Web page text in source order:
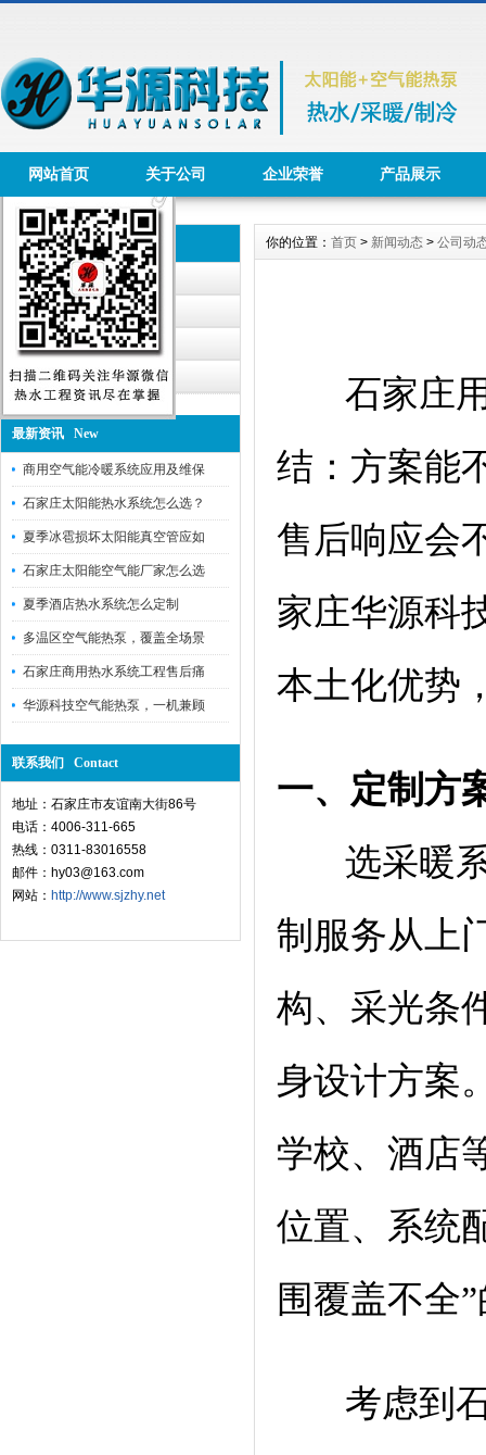
网站首页 关于公司 企业荣誉 产品展示
新闻动态 News
公司动态
行业资讯
华源公告
工程报道
最新资讯 New
商用空气能冷暖系统应用及维保
石家庄太阳能热水系统怎么选？
夏季冰雹损坏太阳能真空管应如
石家庄太阳能空气能厂家怎么选
夏季酒店热水系统怎么定制
多温区空气能热泵，覆盖全场景
石家庄商用热水系统工程售后痛
华源科技空气能热泵，一机兼顾
联系我们 Contact
地址：石家庄市友谊南大街86号
电话：4006-311-665
热线：0311-83016558
邮件：hy03@163.com
网站： http://www.sjzhy.net
你的位置： 首页 > 新闻动态 > 公司动
石家庄用
结：方案能
售后响应会
家庄华源科
本土化优势
一、定制方
选采暖系
制服务从上
构、采光条
身设计方案
学校、酒店
位置、系统
围覆盖不全
考虑到石